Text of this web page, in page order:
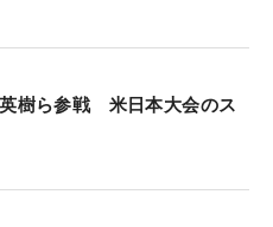
英樹ら参戦 米日本大会のス